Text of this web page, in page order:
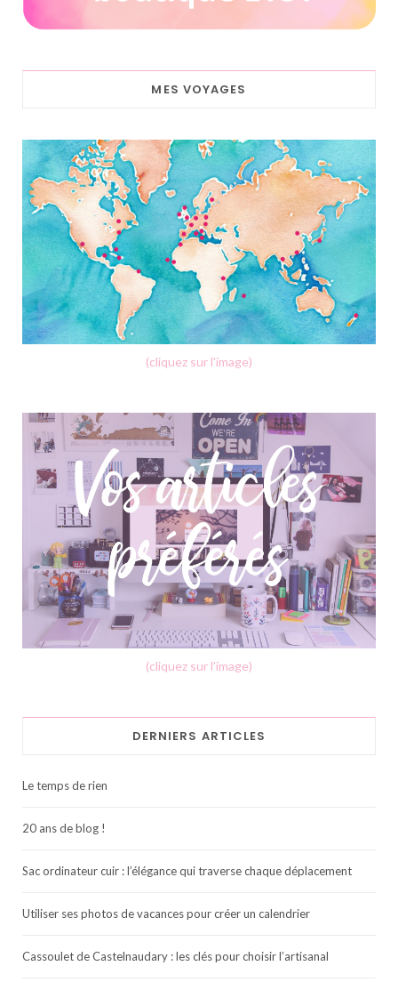
MES VOYAGES
(cliquez sur l'image)
(cliquez sur l'image)
DERNIERS ARTICLES
Le temps de rien
20 ans de blog !
Sac ordinateur cuir : l’élégance qui traverse chaque déplacement
Utiliser ses photos de vacances pour créer un calendrier
Cassoulet de Castelnaudary : les clés pour choisir l’artisanal